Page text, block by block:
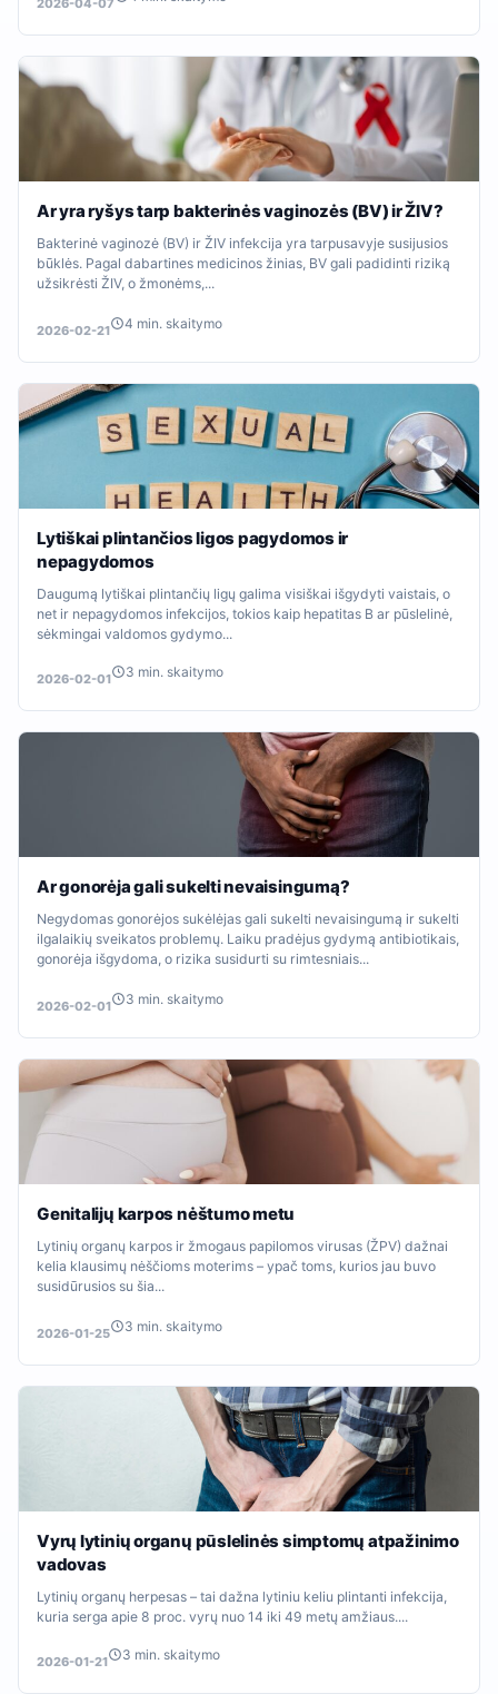
2026-04-07
Ar yra ryšys tarp bakterinės vaginozės (BV) ir ŽIV?
Bakterinė vaginozė (BV) ir ŽIV infekcija yra tarpusavyje susijusios
būklės. Pagal dabartines medicinos žinias, BV gali padidinti riziką
užsikrėsti ŽIV, o žmonėms,...
2026-02-21 4 min. skaitymo
Lytiškai plintančios ligos pagydomos ir
nepagydomos
Daugumą lytiškai plintančių ligų galima visiškai išgydyti vaistais, o
net ir nepagydomos infekcijos, tokios kaip hepatitas B ar pūslelinė,
sėkmingai valdomos gydymo...
2026-02-01 3 min. skaitymo
Ar gonorėja gali sukelti nevaisingumą?
Negydomas gonorėjos sukėlėjas gali sukelti nevaisingumą ir sukelti
ilgalaikių sveikatos problemų. Laiku pradėjus gydymą antibiotikais,
gonorėja išgydoma, o rizika susidurti su rimtesniais...
2026-02-01 3 min. skaitymo
Genitalijų karpos nėštumo metu
Lytinių organų karpos ir žmogaus papilomos virusas (ŽPV) dažnai
kelia klausimų nėščioms moterims – ypač toms, kurios jau buvo
susidūrusios su šia...
2026-01-25 3 min. skaitymo
Vyrų lytinių organų pūslelinės simptomų atpažinimo
vadovas
Lytinių organų herpesas – tai dažna lytiniu keliu plintanti infekcija,
kuria serga apie 8 proc. vyrų nuo 14 iki 49 metų amžiaus....
2026-01-21 3 min. skaitymo